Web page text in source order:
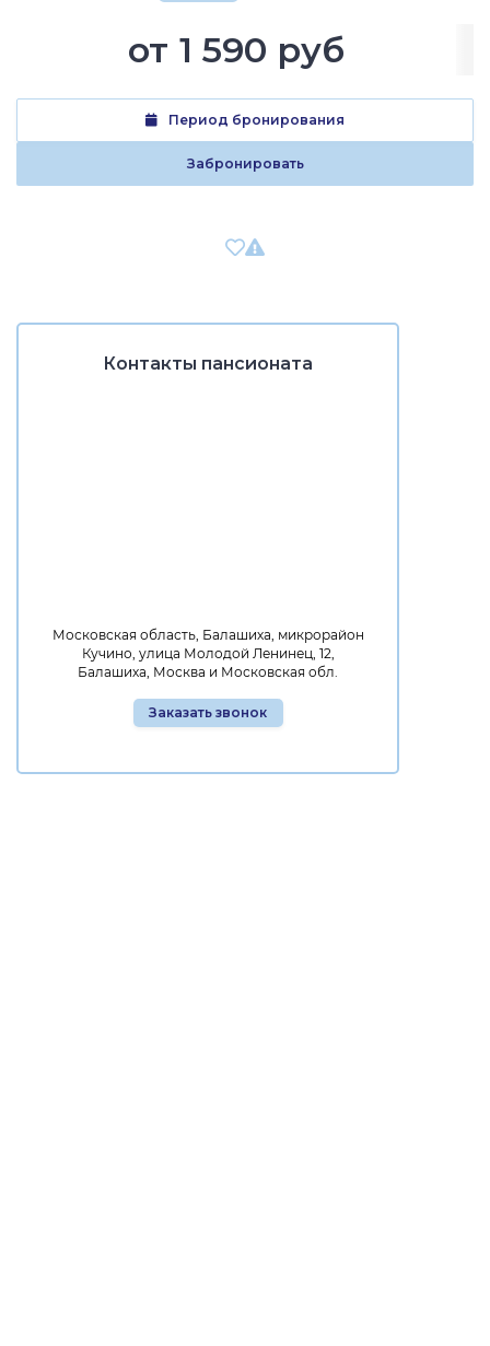
от 1 590 руб
Период бронирования
Забронировать
Контакты пансионата
Московская область, Балашиха, микрорайон
Кучино, улица Молодой Ленинец, 12,
Балашиха, Москва и Московская обл.
Заказать звонок